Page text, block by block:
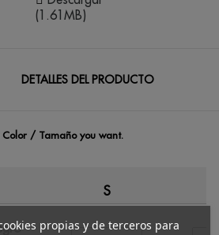
(1.61MB)
DETALLES DEL PRODUCTO
/ Tamaño you want.
S
propias y de terceros para